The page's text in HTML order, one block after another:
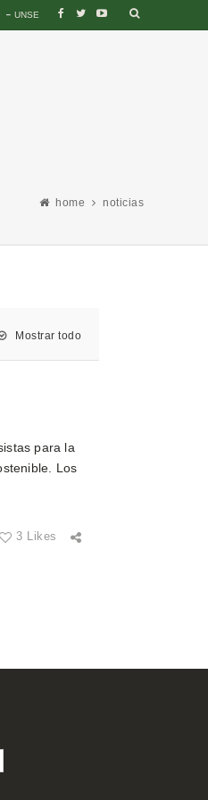
UNSE
home noticias
Mostrar todo
para la
Los
3 Likes